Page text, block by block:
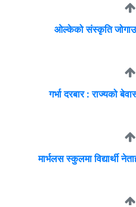
ओल्केको संस्कृति
गर्भा दरबार : राज्यको
मार्भलस स्कुलमा विद्यार्थी